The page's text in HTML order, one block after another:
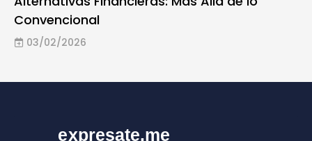
Convencional
03/02/2026